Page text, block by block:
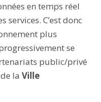
en temps réel
services. C’est donc
plus
se
public/privé
laVille